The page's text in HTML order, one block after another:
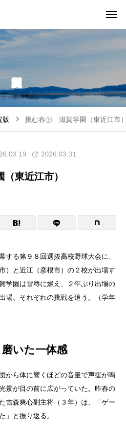
版 挑む春㊤ 滋賀学園（東近江
2026.03.31
（東近江市）
る第９８回選抜高校野球大会に、
）と近江（彦根市）の２校が出場す
学園は雪辱に燃え、２年ぶり出場の
場。それぞれの挑戦を追う。（学年
磨いた一体感
から体に響くほどの音量で声援が鳴
景が目の前に広がっていた。昨春の
吉森爽心副主将（３年）は、「ゲー
」と振り返る。